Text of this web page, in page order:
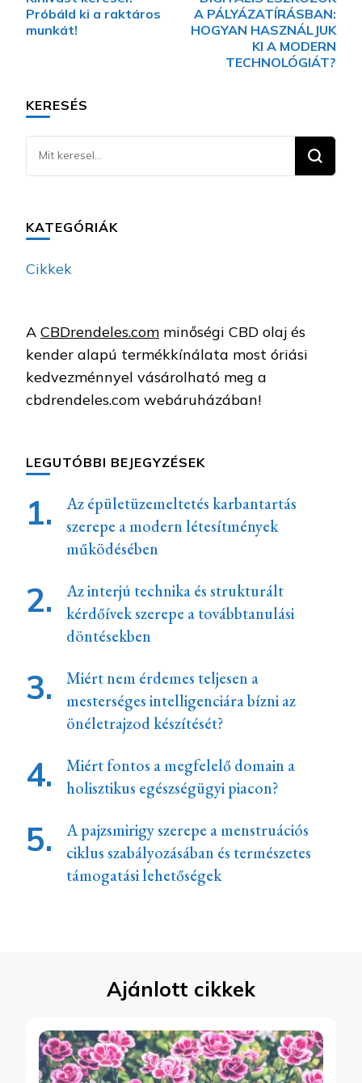
navigációja
Próbáld ki a raktáros
munkát!
A PÁLYÁZATÍRÁSBAN:
HOGYAN HASZNÁLJUK
KI A MODERN
TECHNOLÓGIÁT?
KERESÉS
Keresel
valamit?
KATEGÓRIÁK
Cikkek
A CBDrendeles.com minőségi CBD olaj és
kender alapú termékkínálata most óriási
kedvezménnyel vásárolható meg a
cbdrendeles.com webáruházában!
LEGUTÓBBI BEJEGYZÉSEK
Az épületüzemeltetés karbantartás
szerepe a modern létesítmények
működésében
Az interjú technika és strukturált
kérdőívek szerepe a továbbtanulási
döntésekben
Miért nem érdemes teljesen a
mesterséges intelligenciára bízni az
önéletrajzod készítését?
Miért fontos a megfelelő domain a
holisztikus egészségügyi piacon?
A pajzsmirigy szerepe a menstruációs
ciklus szabályozásában és természetes
támogatási lehetőségek
Ajánlott cikkek